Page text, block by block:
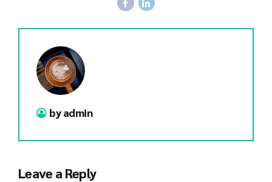
by admin
Leave a Reply